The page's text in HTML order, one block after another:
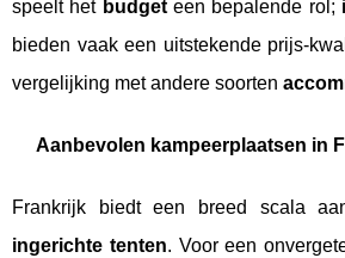
speelt het budgeteen bepalende rol;
bieden vaak een uitstekende prijs-
vergelijking met andere soorten
Aanbevolen kampeerplaatsen in
Frankrijk biedt een breed scala
ingerichte tenten. Voor een